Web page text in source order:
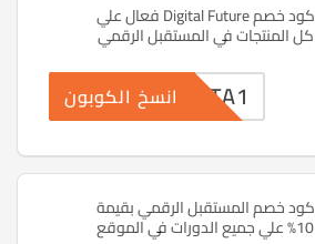
كود خصم Digital Future فعال علي
كل المنتجات في المستقبل الرقمي
TA1 انسخ الكوبون
كود خصم المستقبل الرقمي بقيمة
10% علي جميع الدورات في الموقع